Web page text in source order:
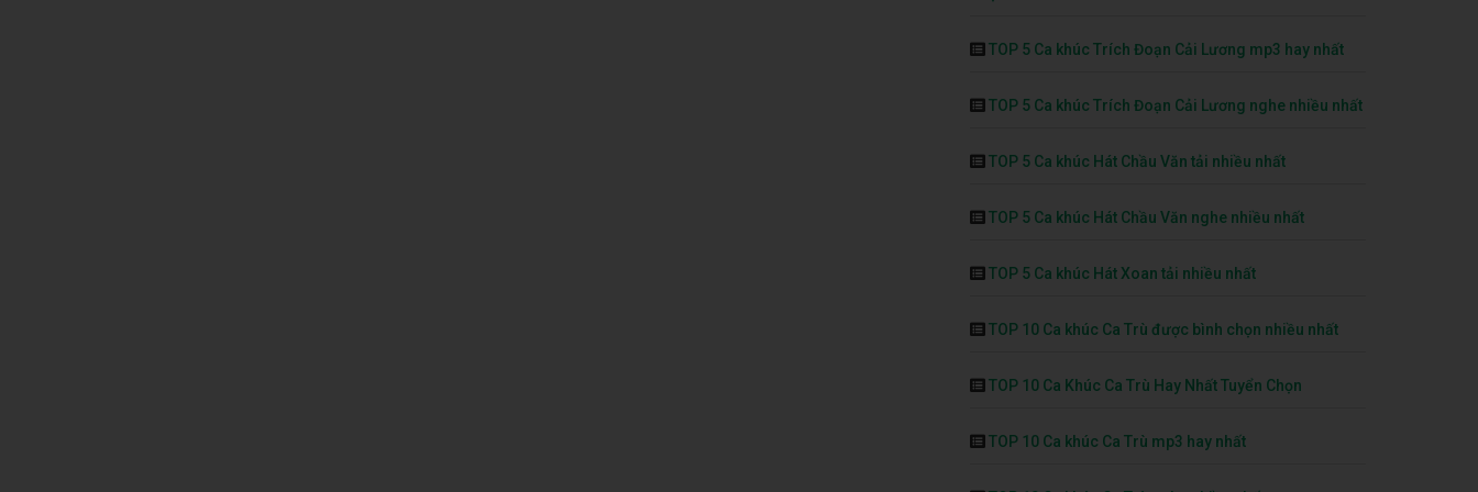
TOP 5 Ca khúc Trích Đoạn Cải Lương mp3 hay nhất
TOP 5 Ca khúc Trích Đoạn Cải Lương nghe nhiều nhất
TOP 5 Ca khúc Hát Chầu Văn tải nhiều nhất
TOP 5 Ca khúc Hát Chầu Văn nghe nhiều nhất
TOP 5 Ca khúc Hát Xoan tải nhiều nhất
TOP 10 Ca khúc Ca Trù được bình chọn nhiều nhất
TOP 10 Ca Khúc Ca Trù Hay Nhất Tuyển Chọn
TOP 10 Ca khúc Ca Trù mp3 hay nhất